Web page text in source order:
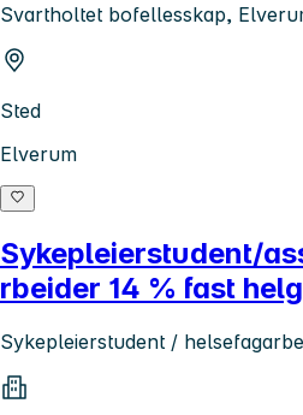
Svartholtet bofellesskap,
Sted
Elverum
Sykepleierstudent/
rbeider 14 % fast helg
Sykepleierstudent /